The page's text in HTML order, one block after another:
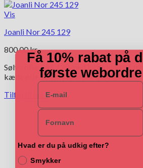
Vis
Joanli Nor 245 129
800.00kr.
Sølv collie 245 129 med jordklode 21
kæde 60+10 cm justerbar kæde.
Tilføj til kurv
Få 10% rabat på
første webordre
E-mail
Navn
Hvad er du på udkig efter?
Smykker